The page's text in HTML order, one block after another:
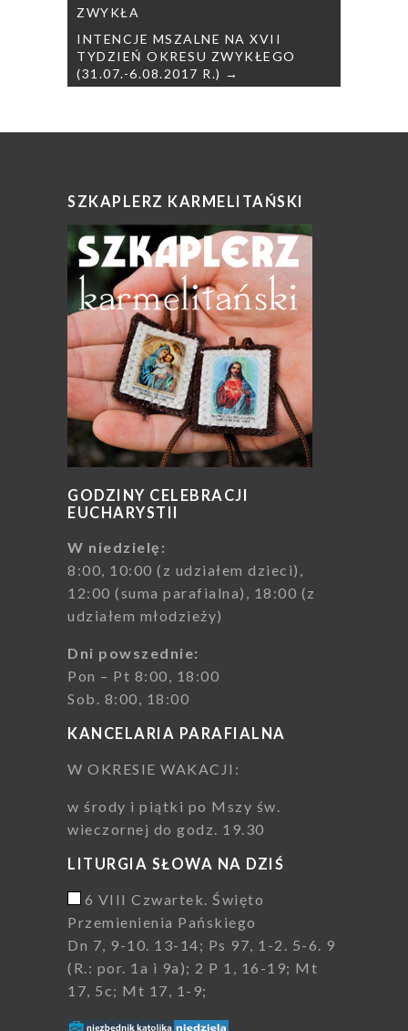
ZWYKŁA
INTENCJE MSZALNE NA XVII
TYDZIEŃ OKRESU ZWYKŁEGO
(31.07.-6.08.2017 R.) →
SZKAPLERZ KARMELITAŃSKI
GODZINY CELEBRACJI
EUCHARYSTII
W niedzielę:
8:00, 10:00 (z udziałem dzieci),
12:00 (suma parafialna), 18:00 (z
udziałem młodzieży)
Dni powszednie:
Pon – Pt 8:00, 18:00
Sob. 8:00, 18:00
KANCELARIA PARAFIALNA
W OKRESIE WAKACJI:
w środy i piątki po Mszy św.
wieczornej do godz. 19.30
LITURGIA SŁOWA NA DZIŚ
6 VIII Czwartek. Święto
Przemienienia Pańskiego
Dn 7, 9-10. 13-14; Ps 97, 1-2. 5-6. 9
(R.: por. 1a i 9a); 2 P 1, 16-19; Mt
17, 5c; Mt 17, 1-9;